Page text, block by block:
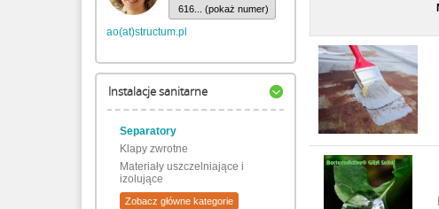
616... (pokaż numer)
ao(at)structum.pl
Instalacje sanitarne
Separatory
Klapy zwrotne
Materiały uszczelniające i
izolujące
Zobacz główne kategorie